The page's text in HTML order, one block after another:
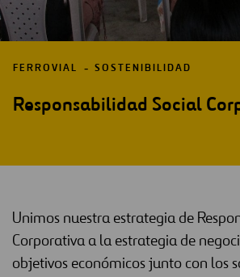
FERROVIAL SOSTENIBILIDAD
Responsabilidad Social
Unimos nuestra estrategia de
Corporativa a la estrategia de
objetivos económicos junto con los